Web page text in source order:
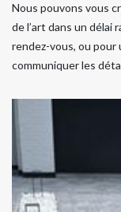
Nous pouvons vous
de l’art dans un délai
rendez-vous, ou pour
communiquer les